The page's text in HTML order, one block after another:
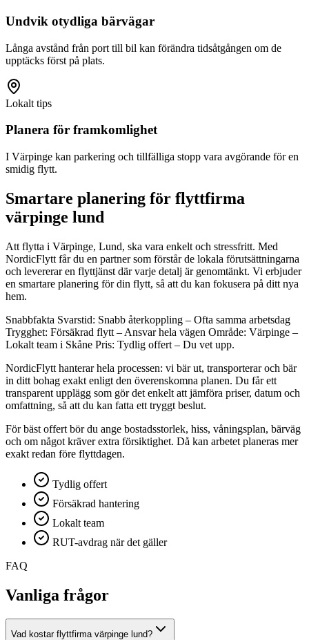
Undvik otydliga bärvägar
Långa avstånd från port till bil kan förändra tidsåtgången om de
upptäcks först på plats.
Lokalt tips
Planera för framkomlighet
I Värpinge kan parkering och tillfälliga stopp vara avgörande för en
smidig flytt.
Smartare planering för flyttfirma
värpinge lund
Att flytta i Värpinge, Lund, ska vara enkelt och stressfritt. Med
NordicFlytt får du en partner som förstår de lokala förutsättningarna
och levererar en flyttjänst där varje detalj är genomtänkt. Vi erbjuder
en smartare planering för din flytt, så att du kan fokusera på ditt nya
hem.
Snabbfakta Svarstid: Snabb återkoppling – Ofta samma arbetsdag
Trygghet: Försäkrad flytt – Ansvar hela vägen Område: Värpinge –
Lokalt team i Skåne Pris: Tydlig offert – Du vet upp.
NordicFlytt hanterar hela processen: vi bär ut, transporterar och bär
in ditt bohag exakt enligt den överenskomna planen. Du får ett
transparent upplägg som gör det enkelt att jämföra priser, datum och
omfattning, så att du kan fatta ett tryggt beslut.
För bäst offert bör du ange bostadsstorlek, hiss, våningsplan, bärväg
och om något kräver extra försiktighet. Då kan arbetet planeras mer
exakt redan före flyttdagen.
Tydlig offert
Försäkrad hantering
Lokalt team
RUT-avdrag när det gäller
FAQ
Vanliga frågor
Vad kostar flyttfirma värpinge lund?